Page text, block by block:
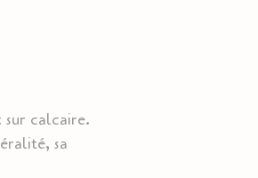
sur calcaire.
sa